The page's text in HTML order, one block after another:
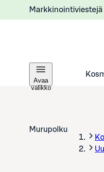
Markkinointiviestejä
Avaa
valikko
Murupolku